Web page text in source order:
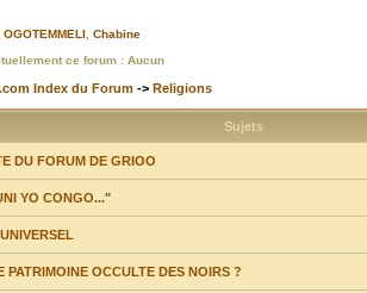
OGOTEMMELI Chabine
ce forum : Aucun
Index du Forum -> Religions
Sujets
DU FORUM DE GRIOO
YO CONGO..."
PATRIMOINE OCCULTE DES NOIRS ?